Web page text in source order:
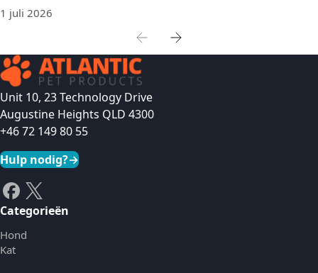
1 juli 2026
Unit 10, 23 Technology Drive
Augustine Heights QLD 4300
+46 72 149 80 55
Hulp nodig?→
Categorieën
Hond
Kat